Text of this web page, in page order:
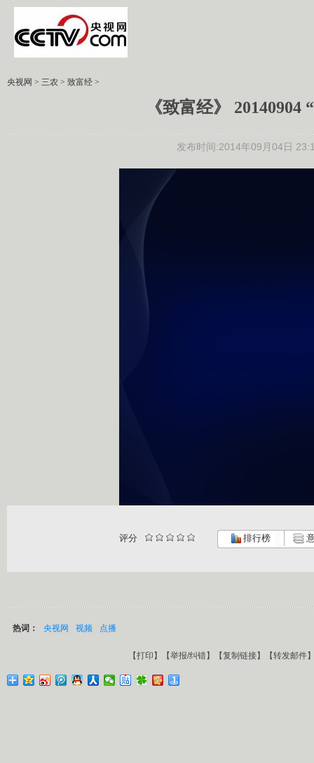
央视网 > 三农 > 致富经 >
《致富经》
发布时间:2014年09月04日
评分 排行榜
热词： 央视网 视频 点播
【打印 】【举报/纠错】【复制链接】【转发邮件